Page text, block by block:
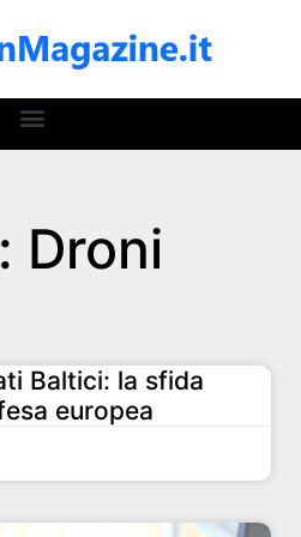
Droni
Baltici: la sfida
europea